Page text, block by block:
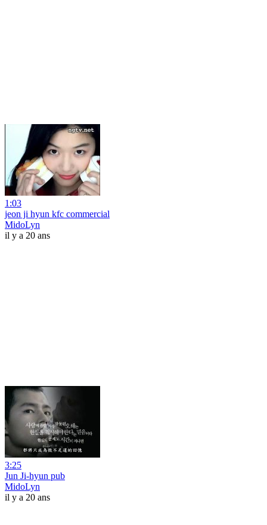
1:03
jeon ji hyun kfc commercial
MidoLyn
il y a 20 ans
3:25
Jun Ji-hyun pub
MidoLyn
il y a 20 ans